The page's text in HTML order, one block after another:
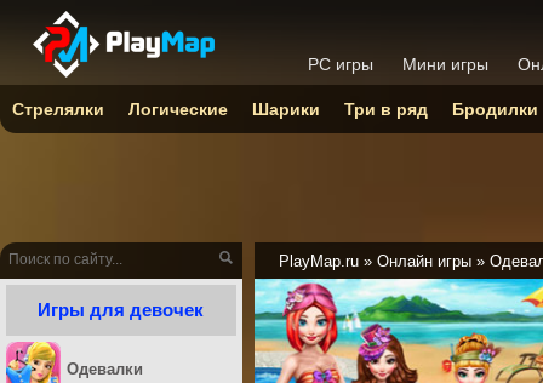
PlayMap.ru » Онлайн игры »
Игры для девочек
Одевалки
PC игры Мини игры
Стрелялки Логические Шарики Три в ряд Бродилки